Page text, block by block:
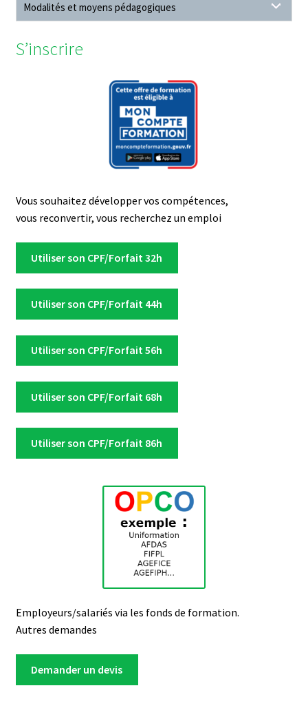
Modalités et moyens pédagogiques
S’inscrire
Vous souhaitez développer vos compétences,
vous reconvertir, vous recherchez un emploi
Utiliser son CPF/Forfait 32h
Utiliser son CPF/Forfait 44h
Utiliser son CPF/Forfait 56h
Utiliser son CPF/Forfait 68h
Utiliser son CPF/Forfait 86h
Employeurs/salariés via les fonds de formation.
Autres demandes
Demander un devis